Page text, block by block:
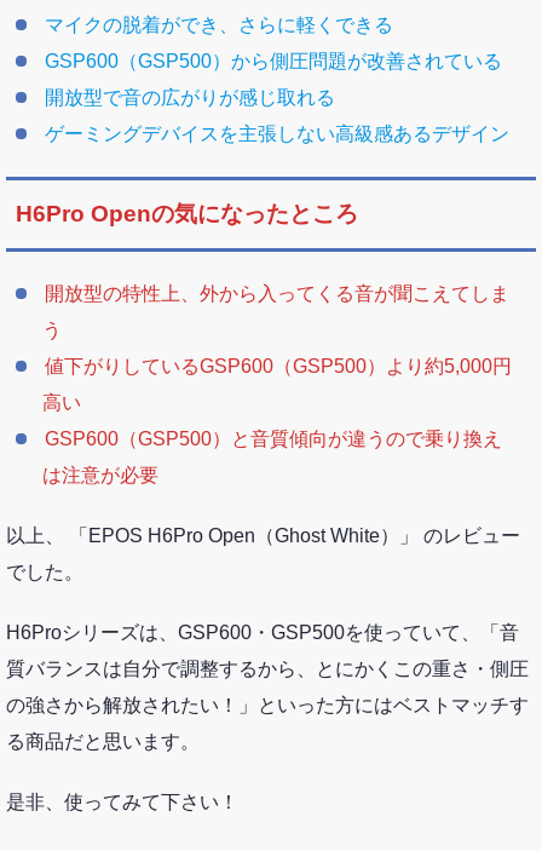
マイクの脱着ができ、さらに軽くできる
GSP600（GSP500）から側圧問題が改善されている
開放型で音の広がりが感じ取れる
ゲーミングデバイスを主張しない高級感あるデザイン
H6Pro Openの気になったところ
開放型の特性上、外から入ってくる音が聞こえてしま
う
値下がりしているGSP600（GSP500）より約5,000円
高い
GSP600（GSP500）と音質傾向が違うので乗り換え
は注意が必要
以上、 「EPOS H6Pro Open（Ghost White）」 のレビュー
でした。
H6Proシリーズは、GSP600・GSP500を使っていて、「音
質バランスは自分で調整するから、とにかくこの重さ・側圧
の強さから解放されたい！」といった方にはベストマッチす
る商品だと思います。
是非、使ってみて下さい！